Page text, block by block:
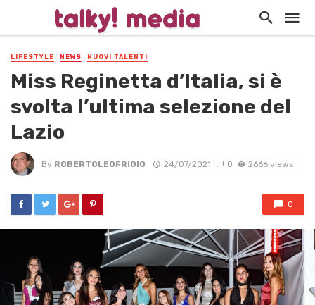
LIFESTYLE NEWS NUOVI TALENTI
Miss Reginetta d’Italia, si è
svolta l’ultima selezione del
Lazio
By ROBERTOLEOFRIGIO 24/07/2021 0 2666 views
0